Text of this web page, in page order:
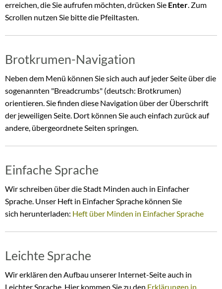
erreichen, die Sie aufrufen möchten, drücken Sie Enter. Zum
Scrollen nutzen Sie bitte die Pfeiltasten.
Brotkrumen-Navigation
Neben dem Menü können Sie sich auch auf jeder Seite über die
sogenannten "Breadcrumbs" (deutsch: Brotkrumen)
orientieren. Sie finden diese Navigation über der Überschrift
der jeweiligen Seite. Dort können Sie auch einfach zurück auf
andere, übergeordnete Seiten springen.
Einfache Sprache
Wir schreiben über die Stadt Minden auch in Einfacher
Sprache. Unser Heft in Einfacher Sprache können Sie
sich herunterladen: Heft über Minden in Einfacher Sprache
Leichte Sprache
Wir erklären den Aufbau unserer Internet-Seite auch in
Leichter Sprache. Hier kommen Sie zu den Erklärungen in